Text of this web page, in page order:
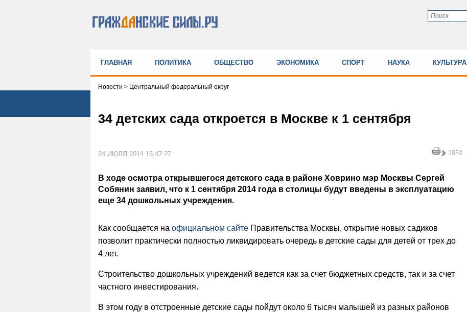
ГЛАВНАЯ ПОЛИТИКА ОБЩЕСТВО ЭКОНОМИКА СПОРТ НАУКА КУЛЬТУРА
Новости > Центральный федеральный округ
34 детских сада откроется в Москве к 1 сентября
24 ИЮЛЯ 2014 15:47:27 1954
В ходе осмотра открывшегося детского сада в районе Ховрино мэр Москвы Сергей
Собянин заявил, что к 1 сентября 2014 года в столицы будут введены в эксплуатацию
еще 34 дошкольных учреждения.
Как сообщается на официальном сайте П равительства Москвы, открытие новых садиков
позволит практически полностью ликвидировать очередь в детские сады для детей от трех до
4 лет.
Строительство дошкольных учреждений ведется как за счет бюджетных средств, так и за счет
частного инвестирования.
В этом году в отстроенные детские сады пойдут около 6 тысяч малышей из разных районов